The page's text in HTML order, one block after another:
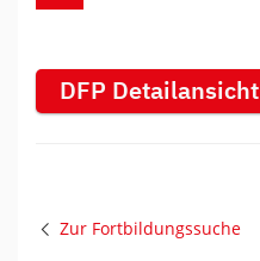
DFP Detailansicht
Zur Fortbildungssuche